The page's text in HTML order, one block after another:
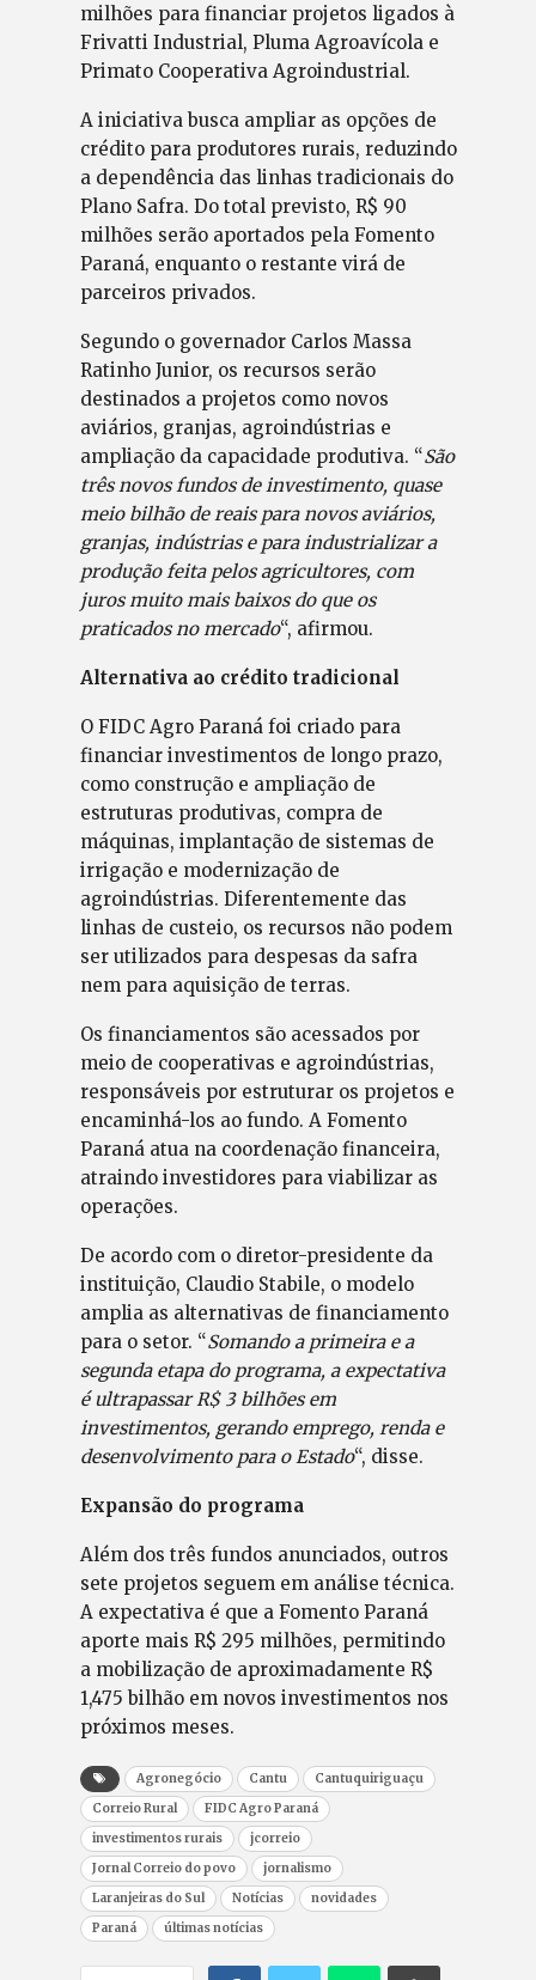
milhões para financiar projetos ligados à
Frivatti Industrial, Pluma Agroavícola e
Primato Cooperativa Agroindustrial.
A iniciativa busca ampliar as opções de
crédito para produtores rurais, reduzindo
a dependência das linhas tradicionais do
Plano Safra. Do total previsto, R$ 90
milhões serão aportados pela Fomento
Paraná, enquanto o restante virá de
parceiros privados.
Segundo o governador Carlos Massa
Ratinho Junior, os recursos serão
destinados a projetos como novos
aviários, granjas, agroindústrias e
ampliação da capacidade produtiva. “São
três novos fundos de investimento, quase
meio bilhão de reais para novos aviários,
granjas, indústrias e para industrializar a
produção feita pelos agricultores, com
juros muito mais baixos do que os
praticados no mercado“, afirmou.
Alternativa ao crédito tradicional
O FIDC Agro Paraná foi criado para
financiar investimentos de longo prazo,
como construção e ampliação de
estruturas produtivas, compra de
máquinas, implantação de sistemas de
irrigação e modernização de
agroindústrias. Diferentemente das
linhas de custeio, os recursos não podem
ser utilizados para despesas da safra
nem para aquisição de terras.
Os financiamentos são acessados por
meio de cooperativas e agroindústrias,
responsáveis por estruturar os projetos e
encaminhá-los ao fundo. A Fomento
Paraná atua na coordenação financeira,
atraindo investidores para viabilizar as
operações.
De acordo com o diretor-presidente da
instituição, Claudio Stabile, o modelo
amplia as alternativas de financiamento
para o setor. “Somando a primeira e a
segunda etapa do programa, a expectativa
é ultrapassar R$ 3 bilhões em
investimentos, gerando emprego, renda e
desenvolvimento para o Estado“, disse.
Expansão do programa
Além dos três fundos anunciados, outros
sete projetos seguem em análise técnica.
A expectativa é que a Fomento Paraná
aporte mais R$ 295 milhões, permitindo
a mobilização de aproximadamente R$
1,475 bilhão em novos investimentos nos
próximos meses.
Agronegócio Cantu
Cantuquiriguaçu
Correio Rural
FIDC Agro Paraná
investimentos rurais
jcorreio
Jornal Correio do povo
jornalismo
Laranjeiras do Sul
Notícias
novidades
Paraná
últimas notícias